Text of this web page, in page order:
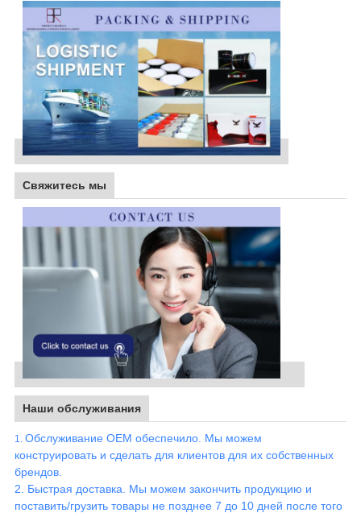
Свяжитесь мы
Наши обслуживания
1. Обслуживание OEM обеспечило. Мы можем
конструировать и сделать для клиентов для их собственных
брендов.
2. Быстрая доставка. Мы можем закончить продукцию и
поставить/грузить товары не позднее 7 до 10 дней после того